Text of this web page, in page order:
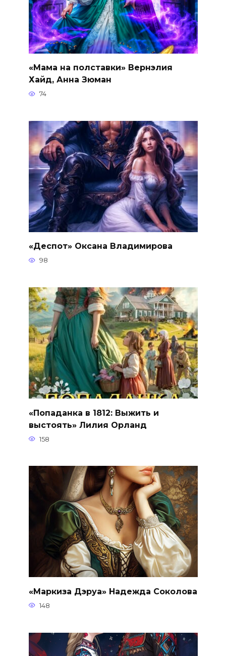
«Мама на полставки» Вернэлия
Хайд, Анна Зюман
74
«Деспот» Оксана Владимирова
98
«Попаданка в 1812: Выжить и
выстоять» Лилия Орланд
158
«Маркиза Дэруа» Надежда Соколова
148